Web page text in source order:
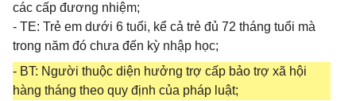
các cấp đương nhiệm;
- TE: Trẻ em dưới 6 tuổi, kể cả trẻ đủ 72 tháng tuổi mà
trong năm đó chưa đến kỳ nhập học;
- BT: Người thuộc diện hưởng trợ cấp bảo trợ xã hội
hàng tháng theo quy định của pháp luật;